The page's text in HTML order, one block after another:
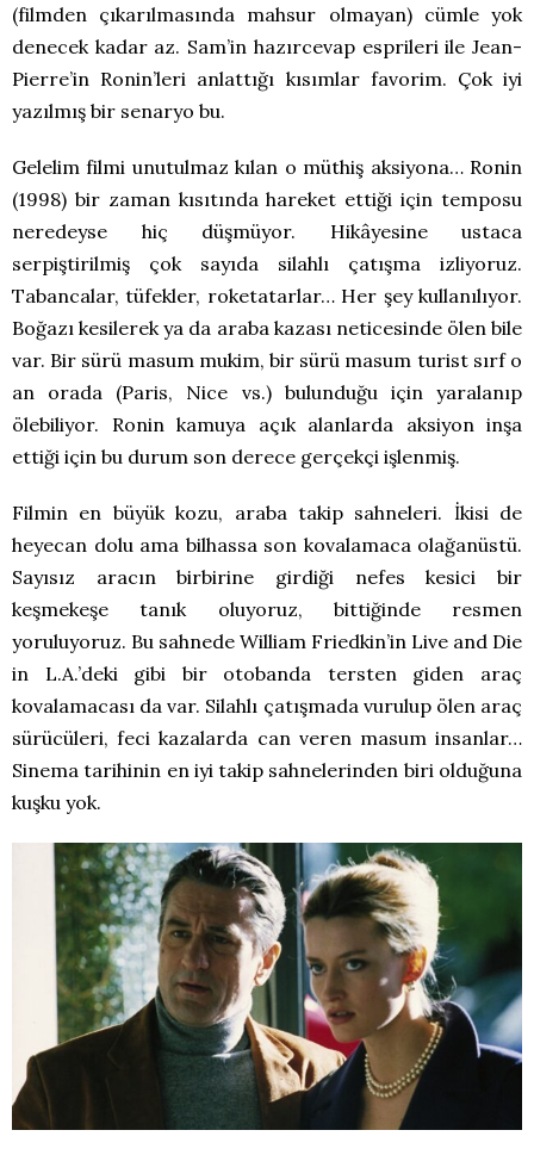
(filmden çıkarılmasında mahsur olmayan) cümle yok
denecek kadar az. Sam’in hazırcevap esprileri ile Jean-
Pierre’in Ronin’leri anlattığı kısımlar favorim. Çok iyi
yazılmış bir senaryo bu.
Gelelim filmi unutulmaz kılan o müthiş aksiyona… Ronin
(1998) bir zaman kısıtında hareket ettiği için temposu
neredeyse hiç düşmüyor. Hikâyesine ustaca
serpiştirilmiş çok sayıda silahlı çatışma izliyoruz.
Tabancalar, tüfekler, roketatarlar… Her şey kullanılıyor.
Boğazı kesilerek ya da araba kazası neticesinde ölen bile
var. Bir sürü masum mukim, bir sürü masum turist sırf o
an orada (Paris, Nice vs.) bulunduğu için yaralanıp
ölebiliyor. Ronin kamuya açık alanlarda aksiyon inşa
ettiği için bu durum son derece gerçekçi işlenmiş.
Filmin en büyük kozu, araba takip sahneleri. İkisi de
heyecan dolu ama bilhassa son kovalamaca olağanüstü.
Sayısız aracın birbirine girdiği nefes kesici bir
keşmekeşe tanık oluyoruz, bittiğinde resmen
yoruluyoruz. Bu sahnede William Friedkin’in Live and Die
in L.A.’deki gibi bir otobanda tersten giden araç
kovalamacası da var. Silahlı çatışmada vurulup ölen araç
sürücüleri, feci kazalarda can veren masum insanlar…
Sinema tarihinin en iyi takip sahnelerinden biri olduğuna
kuşku yok.